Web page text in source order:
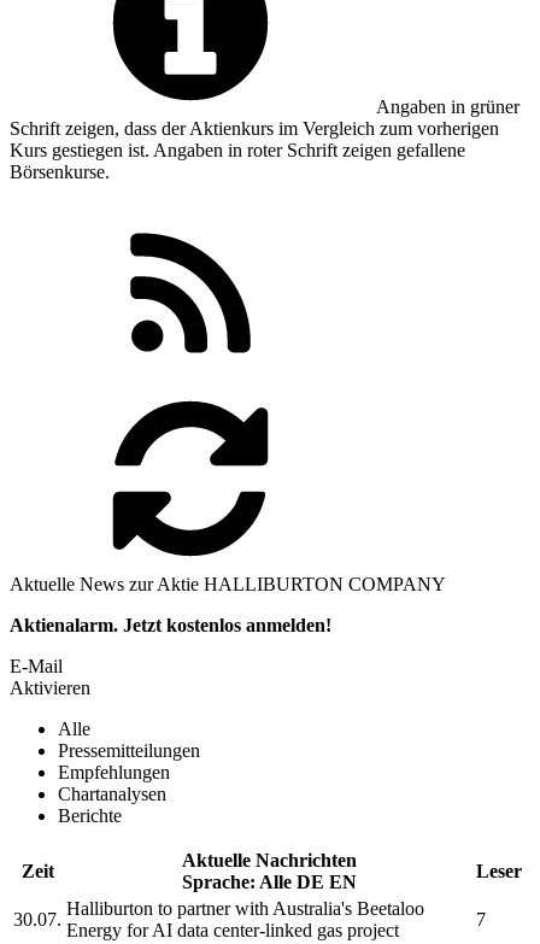
Angaben in grüner
Schrift zeigen, dass der Aktienkurs im Vergleich zum vorherigen
Kurs gestiegen ist. Angaben in roterSchrift zeigen gefallene
Börsenkurse.
Aktuelle News zur Aktie HALLIBURTON COMPANY
Aktienalarm. Jetzt kostenlos anmelden!
E-Mail
Aktivieren
Alle
Pressemitteilungen
Empfehlungen
Chartanalysen
Berichte
Zeit
Aktuelle Nachrichten
Sprache: Alle DE EN
Leser
30.07.
Halliburton to partner with Australia's Beetaloo
Energy for AI data center-linked gas project
7